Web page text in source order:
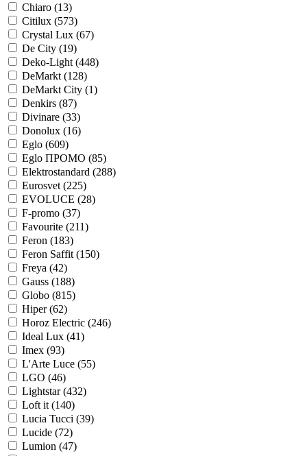
Chiaro (13)
Citilux (573)
Crystal Lux (67)
De City (19)
Deko-Light (448)
DeMarkt (128)
DeMarkt City (1)
Denkirs (87)
Divinare (33)
Donolux (16)
Eglo (609)
Eglo ПРОМО (85)
Elektrostandard (288)
Eurosvet (225)
EVOLUCE (28)
F-promo (37)
Favourite (211)
Feron (183)
Feron Saffit (150)
Freya (42)
Gauss (188)
Globo (815)
Hiper (62)
Horoz Electric (246)
Ideal Lux (41)
Imex (93)
L'Arte Luce (55)
LGO (46)
Lightstar (432)
Loft it (140)
Lucia Tucci (39)
Lucide (72)
Lumion (47)